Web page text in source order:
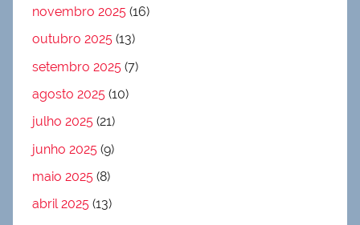
novembro 2025 (16)
outubro 2025 (13)
setembro 2025 (7)
agosto 2025 (10)
julho 2025 (21)
junho 2025 (9)
maio 2025 (8)
abril 2025 (13)